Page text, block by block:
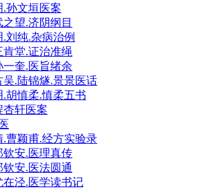
.孙文垣医案
之望.济阴纲目
.刘纯.杂病治例
肯堂.证治准绳
一奎.医旨绪余
吴.陆锦燧.景景医话
.胡慎柔.慎柔五书
杏轩医案
.曹颖甫.经方实验录
钦安.医理真传
钦安.医法圆通
在泾.医学读书记